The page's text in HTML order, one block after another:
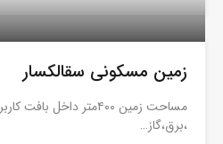
زمین مسکونی سقالکسار
مساحت زمین ۴۰۰متر داخل
،برق،گاز…